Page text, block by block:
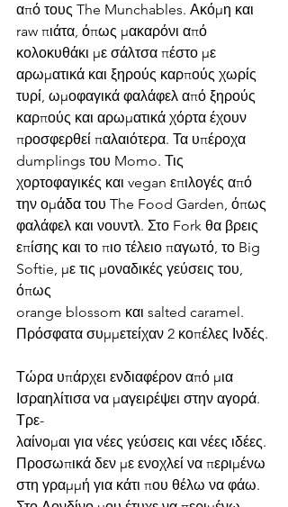
από τους The Munchables. Ακόμη και
raw πιάτα, όπως μακαρόνι από
κολοκυθάκι με σάλτσα πέστο με
αρωματικά και ξηρούς καρπούς χωρίς
τυρί, ωμοφαγικά φαλάφελ από ξηρούς
καρπούς και αρωματικά χόρτα έχουν
προσφερθεί παλαιότερα. Τα υπέροχα
dumplings του Momo. Τις
χορτοφαγικές και vegan επιλογές από
την ομάδα του The Food Garden, όπως
φαλάφελ και νουντλ. Στο Fork θα βρεις
επίσης και το πιο τέλειο παγωτό, το Big
Softie, με τις μοναδικές γεύσεις του,
όπως
orange blossom και salted caramel.
Πρόσφατα συμμετείχαν 2 κοπέλες Ινδές.
Τώρα υπάρχει ενδιαφέρον από μια
Ισραηλίτισα να μαγειρέψει στην αγορά.
Τρε-
λαίνομαι για νέες γεύσεις και νέες ιδέες.
Προσωπικά δεν με ενοχλεί να περιμένω
στη γραμμή για κάτι που θέλω να φάω.